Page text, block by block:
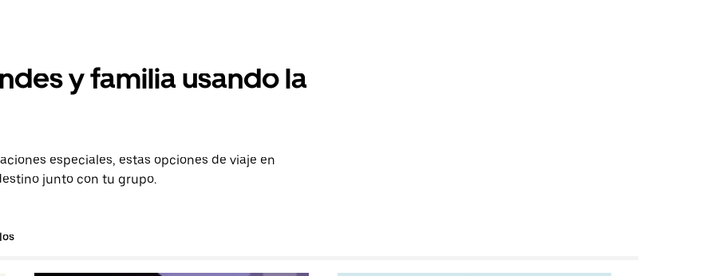
y familia usando la
especiales, estas opciones de viaje en
junto con tu grupo.